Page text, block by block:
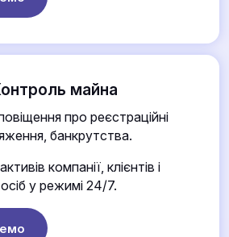
майна
про реєстраційні
банкрутства.
компанії, клієнтів і
у режимі 24/7.